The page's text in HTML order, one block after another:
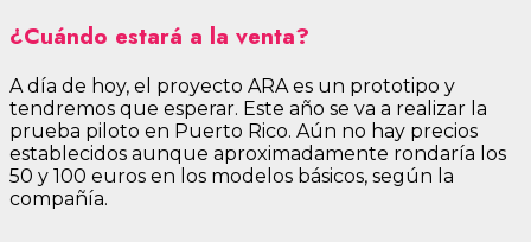
¿Cuándo estará a la venta?
A día de hoy, el proyecto ARA es un prototipo y
tendremos que esperar. Este año se va a realizar la
prueba piloto en Puerto Rico. Aún no hay precios
establecidos aunque aproximadamente rondaría los
50 y 100 euros en los modelos básicos, según la
compañía.